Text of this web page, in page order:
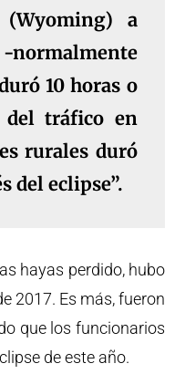
(Wyoming) a
10 horas o
del tráfico en
rurales duró
del eclipse”.
hayas perdido, hubo
2017. Es más, fueron
que los funcionarios
de este año.